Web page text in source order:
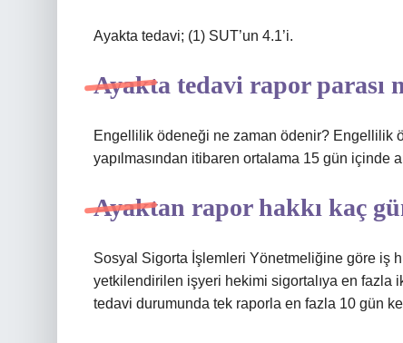
Ayakta tedavi; (1) SUT’un 4.1’i.
Ayakta tedavi rapor parası
Engellilik ödeneği ne zaman ödenir? Engellilik
yapılmasından itibaren ortalama 15 gün içinde
Ayaktan rapor hakkı kaç
Sosyal Sigorta İşlemleri Yönetmeliğine göre iş
yetkilendirilen işyeri hekimi sigortalıya en fazla
tedavi durumunda tek raporla en fazla 10 gün